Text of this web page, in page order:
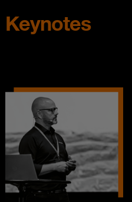
Keynotes